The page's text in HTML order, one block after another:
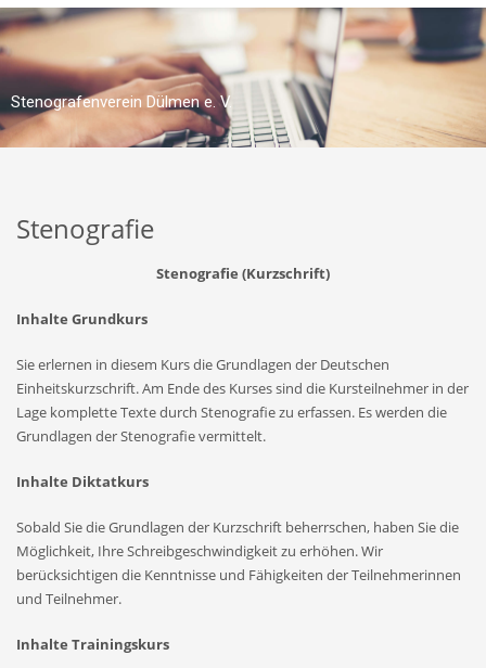
Stenografenverein Dülmen e. V.
Stenografie
Stenografie (Kurzschrift)
Inhalte Grundkurs
Sie erlernen in diesem Kurs die Grundlagen der Deutschen
Einheitskurzschrift. Am Ende des Kurses sind die Kursteilnehmer in der
Lage komplette Texte durch Stenografie zu erfassen. Es werden die
Grundlagen der Stenografie vermittelt.
Inhalte Diktatkurs
Sobald Sie die Grundlagen der Kurzschrift beherrschen, haben Sie die
Möglichkeit, Ihre Schreibgeschwindigkeit zu erhöhen. Wir
berücksichtigen die Kenntnisse und Fähigkeiten der Teilnehmerinnen
und Teilnehmer.
Inhalte Trainingskurs